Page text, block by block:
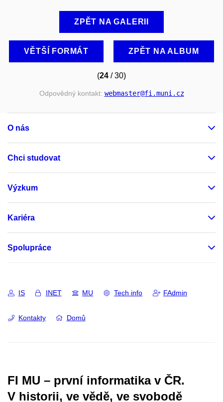
ZPĚT NA GALERII
VĚTŠÍ FORMÁT ZPĚT NA ALBUM
(24 / 30)
Odpovědný kontakt: webmaster@fi .muni .cz
O nás
Chci studovat
Výzkum
Kariéra
Spolupráce
IS INET MU Tech info FAdmin
Kontakty Domů
FI MU – první informatika v ČR.
V historii, ve vědě, ve svobodě